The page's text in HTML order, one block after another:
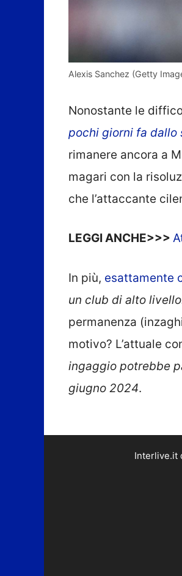
Alexis Sanchez (Getty
Nonostante le
pochi giorni fa dallo
rimanere ancora a
magari con la
che l’attaccante
LEGGI ANCHE>>>
In più, esattamente
un club di alto
permanenza
motivo? L’attuale
ingaggio potrebbe
giugno 2024.
Interlive.it